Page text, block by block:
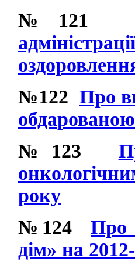
№121
№122 Про
№123
року
№124
Про
дім» на